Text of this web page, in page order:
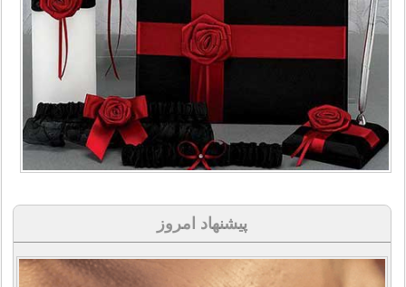
پیشنهاد امروز